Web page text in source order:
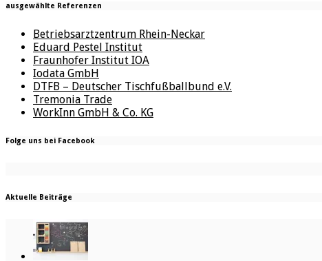
ausgewählte Referenzen
Betriebsarztzentrum Rhein-Neckar
Eduard Pestel Institut
Fraunhofer Institut IOA
Iodata GmbH
DTFB – Deutscher Tischfußballbund e.V.
Tremonia Trade
WorkInn GmbH & Co. KG
Folge uns bei Facebook
Aktuelle Beiträge